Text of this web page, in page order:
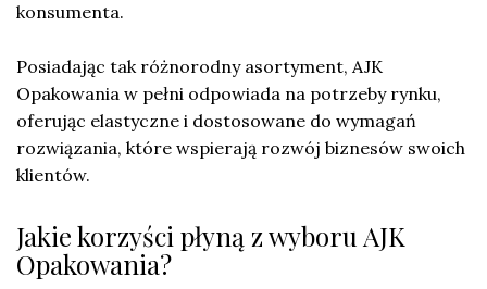
konsumenta.
Posiadając tak różnorodny asortyment, AJK
Opakowania w pełni odpowiada na potrzeby rynku,
oferując elastyczne i dostosowane do wymagań
rozwiązania, które wspierają rozwój biznesów swoich
klientów.
Jakie korzyści płyną z wyboru AJK
Opakowania?